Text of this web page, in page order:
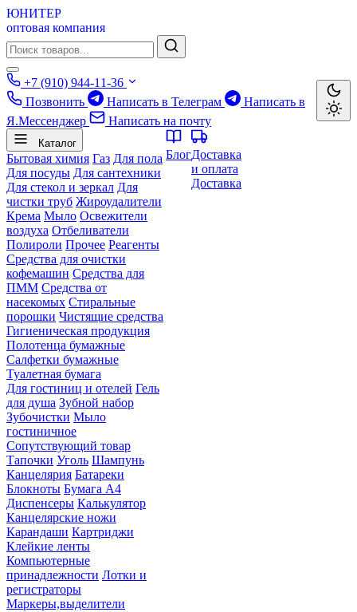
ЮНИТЕР
оптовая компания
+7 (910) 944-11-36
Позвонить
Написать в Телеграм
Написать в
Я.Мессенджер
Написать на почту
Каталог
Бытовая химия Газ Для пола
Для посуды Для сантехники
Для стекол и зеркал Для
чистки труб Жироудалители
Крема Мыло Освежители
воздуха Отбеливатели
Полироли Прочее Реагенты
Средства для очистки
кофемашин Средства для
ПММ Средства от
насекомых Стиральные
порошки Чистящие средства
Гигиеническая продукция
Полотенца бумажные
Салфетки бумажные
Туалетная бумага
Для гостиниц и отелей Гель
для душа Зубной набор
Зубочистки Мыло
гостиничное
Сопутствующий товар
Тапочки Уголь Шампунь
Канцелярия Батареки
Блокноты Бумага А4
Диспенсеры Калькулятор
Канцелярские ножи
Карандаши Картриджи
Клейкие ленты
Компьютерные
принадлежности Лотки и
регистраторы
Маркеры,выделители
БлогДоставка
и оплата
Доставка